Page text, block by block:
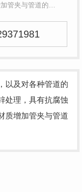
管夹与管道的…
以及对各种管道的
处理，具有抗腐蚀
质增加管夹与管道